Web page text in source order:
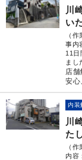
川
い
（
事
11日
まし
店舗
安心
内装
川
た
（
内容